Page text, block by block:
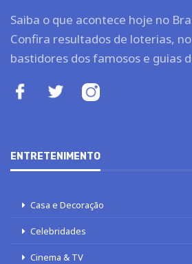
Saiba o que acontece hoje no
Confira resultados de loterias,
bastidores dos famosos e guias
ENTRETENIMENTO
Casa e Decoração
Celebridades
Cinema & TV